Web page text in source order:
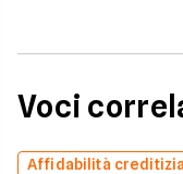
Voci
Affidabilità creditizia